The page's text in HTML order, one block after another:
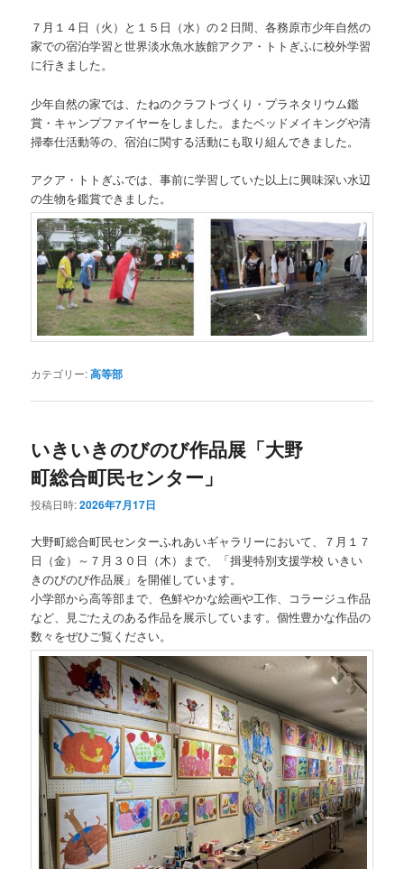
７月１４日（火）と１５日（水）の２日間、各務原市少年自然の
家での宿泊学習と世界淡水魚水族館アクア・トトぎふに校外学習
に行きました。
少年自然の家では、たねのクラフトづくり・プラネタリウム鑑
賞・キャンプファイヤーをしました。またベッドメイキングや清
掃奉仕活動等の、宿泊に関する活動にも取り組んできました。
アクア・トトぎふでは、事前に学習していた以上に興味深い水辺
の生物を鑑賞できました。
カテゴリー:高等部
いきいきのびのび作品展「大野
町総合町民センター」
投稿日時:2026年7月17日
大野町総合町民センターふれあいギャラリーにおいて、７月１７
日（金）～７月３０日（木）まで、「揖斐特別支援学校 いきい
きのびのび作品展」を開催しています。
小学部から高等部まで、色鮮やかな絵画や工作、コラージュ作品
など、見ごたえのある作品を展示しています。個性豊かな作品の
数々をぜひご覧ください。